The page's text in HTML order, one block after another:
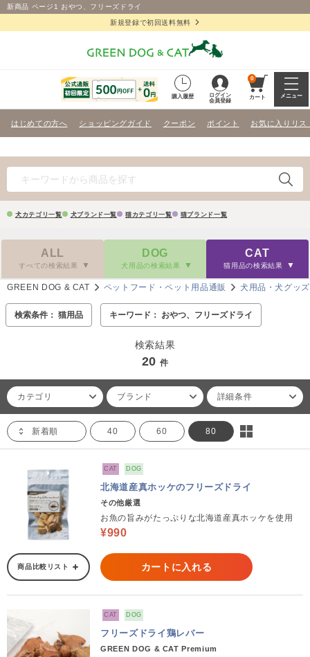
新商品 ページ1 おやつ、フリーズドライ
新規登録で初回送料無料
購入履歴
ログイン
会員登録
0
カート メニュー
はじめての方へ ショッピングガイド クーポン ポイント お気に入りリス
犬カテゴリ一覧 犬ブランド一覧 猫カテゴリ一覧 猫ブランド一覧
ALL
すべての検索結果
DOG
犬用品の検索結果
CAT
猫用品の検索結果
GREEN DOG & CAT ペットフード・ペット用品通販 犬用品・犬グッズ
検索条件： 猫用品 キーワード： おやつ、フリーズドライ
検索結果
20 件
カテゴリ ブランド 詳細条件
新着順 40 60 80
CAT DOG
北海道産真ホッケのフリーズドライ
その他厳選
お魚の旨みがたっぷりな北海道産真ホッケを使用
¥990
商品比較リスト カートに入れる
CAT DOG
フリーズドライ鶏レバー
GREEN DOG & CAT Premium